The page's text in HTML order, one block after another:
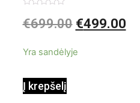
kondicionierius
0
iš
€699.00 €499.00
Yra sandėlyje
Į krepšelį